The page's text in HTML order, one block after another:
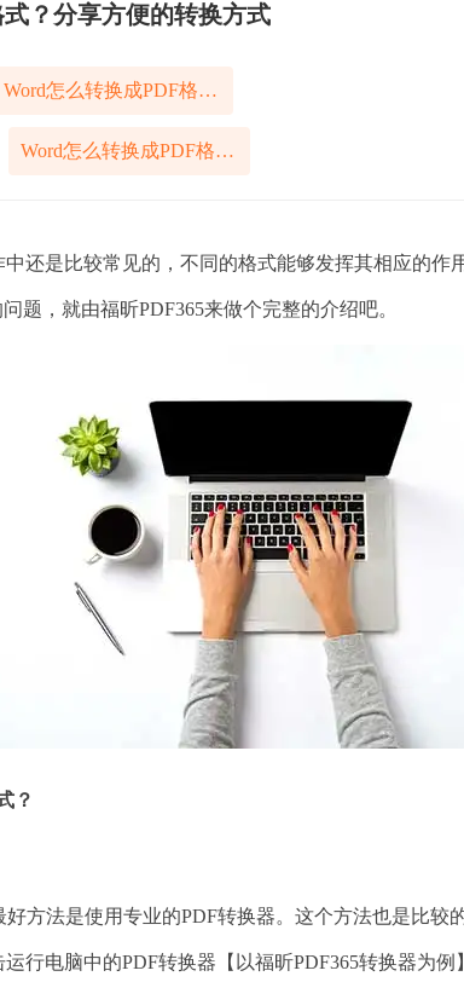
？分享方便的转换方式
Word怎么转换成PDF格式简单
Word怎么转换成PDF格式免费
是比较常见的，不同的格式能够发挥其相应的作用
题，就由福昕PDF365来做个完整的介绍吧。
？
法是使用专业的PDF转换器。这个方法也是比较
行电脑中的PDF转换器【以福昕PDF365转换器为例